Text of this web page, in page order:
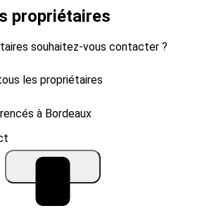
propriétaires
souhaitez-vous contacter ?
les propriétaires
à Bordeaux